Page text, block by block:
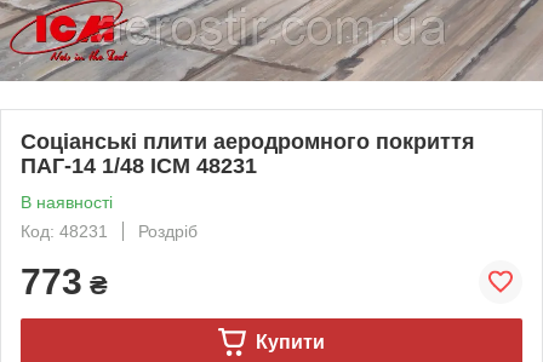
Соціанські плити аеродромного покриття
ПАГ-14 1/48 ICM 48231
В наявності
Код: 48231
Роздріб
773 ₴
Купити